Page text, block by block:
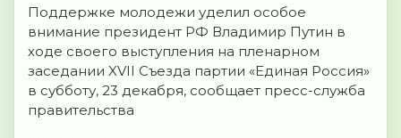
Поддержке молодежи уделил особое
внимание президент РФ Владимир Путин в
ходе своего выступления на пленарном
заседании XVII Съезда партии «Единая Россия»
в субботу, 23 декабря, сообщает пресс-служба
правительства